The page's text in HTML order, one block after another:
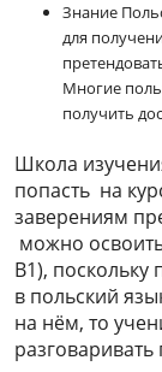
Знание
для
Многие
получить
Школа
попасть на
заверениям
можно
B1),
в польский
на нём, то